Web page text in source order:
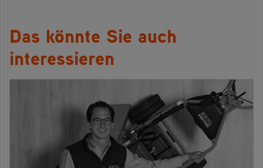
Das könnte Sie auch
interessieren